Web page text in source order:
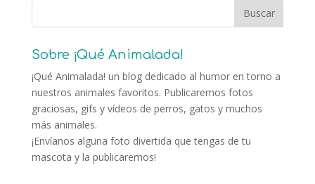
Sobre ¡Qué Animalada!
¡Qué Animalada! un blog dedicado al humor en torno a
nuestros animales favoritos. Publicaremos fotos
graciosas, gifs y vídeos de perros, gatos y muchos
más animales.
¡Envíanos alguna foto divertida que tengas de tu
mascota y la publicaremos!